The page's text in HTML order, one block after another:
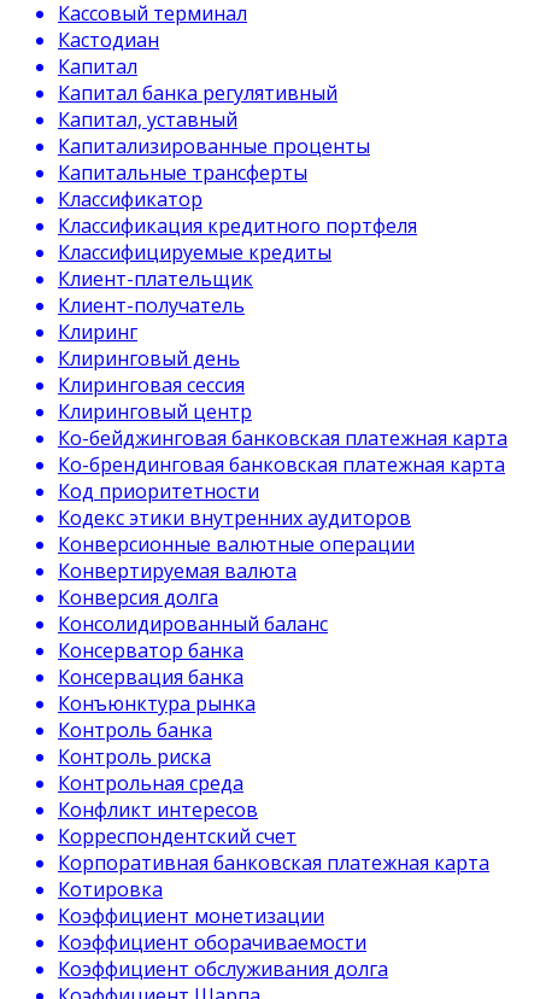
Кассовый терминал
Кастодиан
Капитал
Капитал банка регулятивный
Капитал, уставный
Капитализированные проценты
Капитальные трансферты
Классификатор
Классификация кредитного портфеля
Классифицируемые кредиты
Клиент-плательщик
Клиент-получатель
Клиринг
Клиринговый день
Клиринговая сессия
Клиринговый центр
Ко-бейджинговая банковская платежная карта
Ко-брендинговая банковская платежная карта
Код приоритетности
Кодекс этики внутренних аудиторов
Конверсионные валютные операции
Конвертируемая валюта
Конверсия долга
Консолидированный баланс
Консерватор банка
Консервация банка
Конъюнктура рынка
Контроль банка
Контроль риска
Контрольная среда
Конфликт интересов
Корреспондентский счет
Корпоративная банковская платежная карта
Котировка
Коэффициент монетизации
Коэффициент оборачиваемости
Коэффициент обслуживания долга